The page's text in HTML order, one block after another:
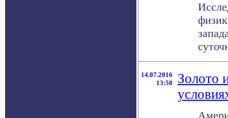
14.07.2016
13:58
Золото